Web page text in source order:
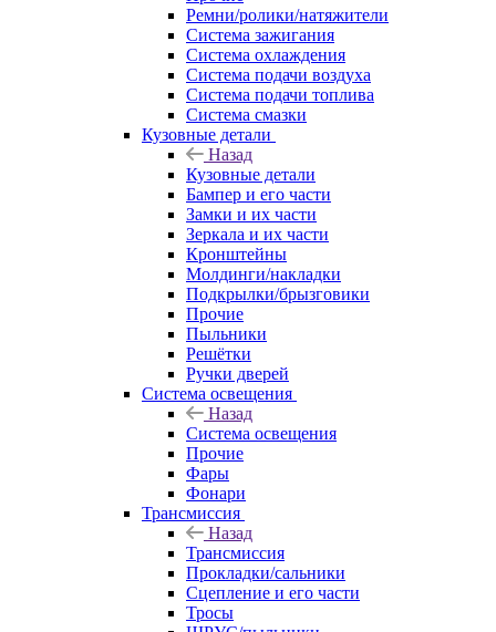
Ремни/ролики/натяжители
Система зажигания
Система охлаждения
Система подачи воздуха
Система подачи топлива
Система смазки
Кузовные детали
Назад
Кузовные детали
Бампер и его части
Замки и их части
Зеркала и их части
Кронштейны
Молдинги/накладки
Подкрылки/брызговики
Прочие
Пыльники
Решётки
Ручки дверей
Система освещения
Назад
Система освещения
Прочие
Фары
Фонари
Трансмиссия
Назад
Трансмиссия
Прокладки/сальники
Сцепление и его части
Тросы